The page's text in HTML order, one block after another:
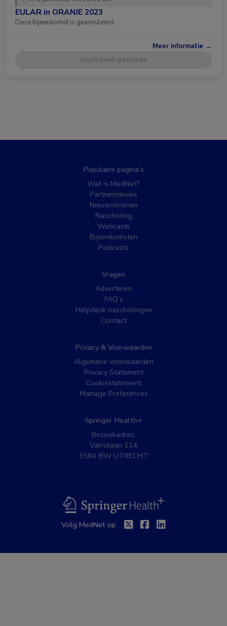
EULAR in ORANJE 2023
Deze bijeenkomst is geannuleerd.
Meer informatie →
Inschrijven gesloten
Populaire pagina’s
Wat is MedNet?
Partnernieuws
Nieuwsbrieven
Nascholing
Webcasts
Bijeenkomsten
Podcasts
Vragen
Adverteren
FAQ’s
Helpdesk nascholingen
Contact
Privacy & Voorwaarden
Algemene voorwaarden
Privacy Statement
Cookiestatement
Manage Preferences
Springer Health+
Bezoekadres:
Varrolaan 114
3584 BW UTRECHT
BSL
Volg MedNet op: TwitterFacebook
Linkedin